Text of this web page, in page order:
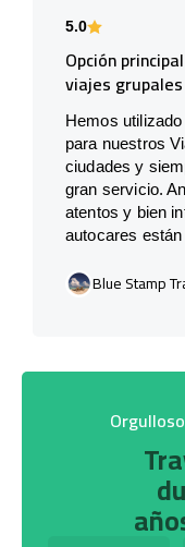
5.0
Opción
viajes grupales
Hemos
para nuestros
ciudades y
gran servicio.
atentos y bien
autocares
Blue Stamp